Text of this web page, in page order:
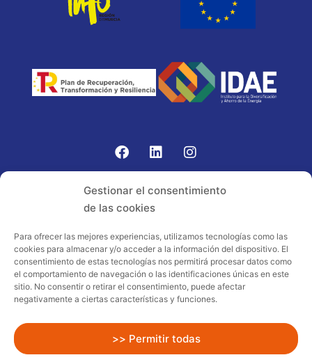
Gestionar el consentimiento
de las cookies
Para ofrecer las mejores experiencias, utilizamos tecnologías como las
cookies para almacenar y/o acceder a la información del dispositivo. El
consentimiento de estas tecnologías nos permitirá procesar datos como
el comportamiento de navegación o las identificaciones únicas en este
sitio. No consentir o retirar el consentimiento, puede afectar
negativamente a ciertas características y funciones.
>> Permitir todas
Proyecto acogido al programa de
incentivos ligados al autoconsumo y
almacenamiento, con fuentes de energía
renovables, así como a la implantación
sector residencial en el marco del Plan